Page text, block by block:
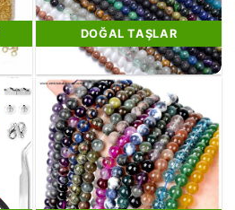
DOĞAL TAŞLAR